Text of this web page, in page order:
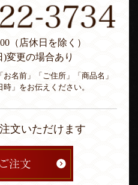
（店休日を除く）
変更の場合あり
名前」「ご住所」「商品名」
時」をお伝えください。
文いただけます